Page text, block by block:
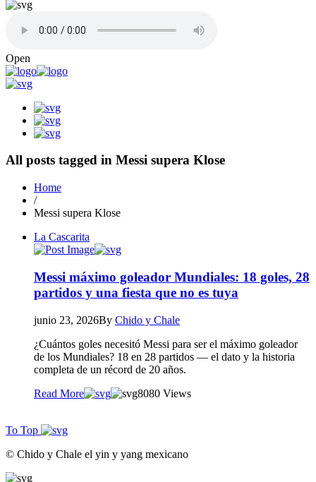
Open
All posts tagged in Messi supera Klose
Home
/
Messi supera Klose
La Cascarita
Messi máximo goleador Mundiales: 18 goles, 28
partidos y una fiesta que no es tuya
junio 23, 2026By Chido y Chale
¿Cuántos goles necesitó Messi para ser el máximo goleador
de los Mundiales? 18 en 28 partidos — el dato y la historia
completa de un récord de 20 años.
Read More
8080 Views
To Top
© Chido y Chale el yin y yang mexicano